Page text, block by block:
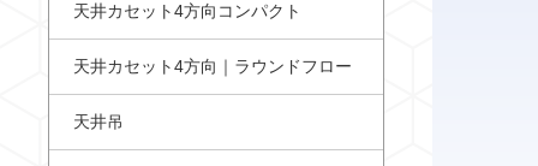
天井カセット4方向コンパクト
天井カセット4方向｜ラウンドフロー
天井吊